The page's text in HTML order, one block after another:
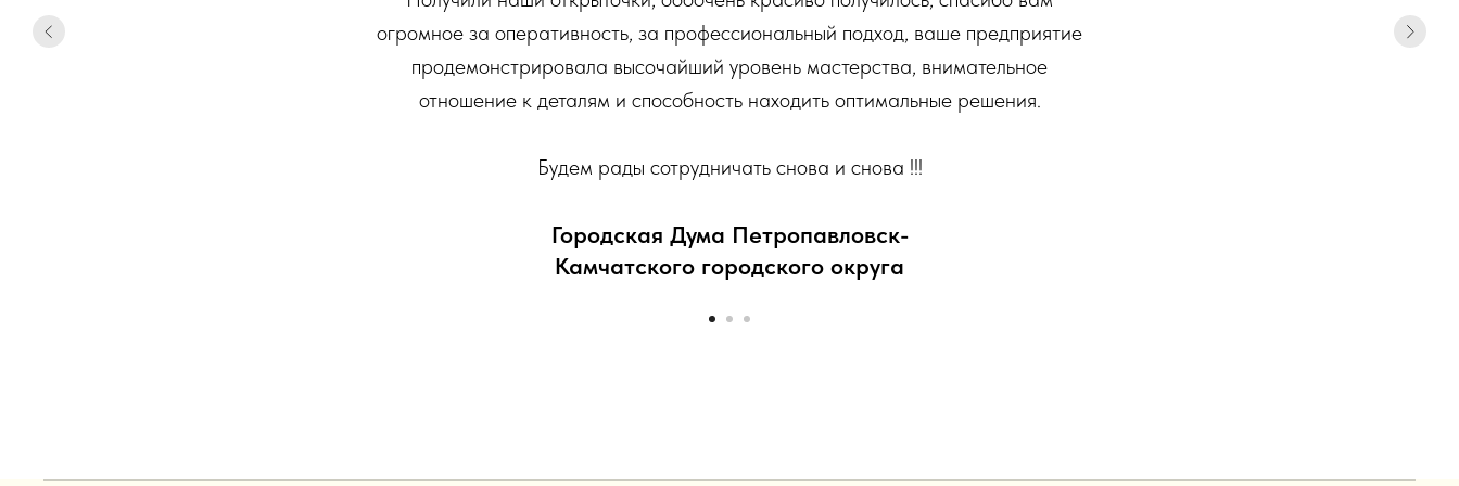
огромное за оперативность, за профессиональный подход, ваше предприятие
продемонстрировала высочайший уровень мастерства, внимательное
отношение к деталям и способность находить оптимальные решения.
Будем рады сотрудничать снова и снова !!!
Городская Дума Петропавловск-
Камчатского городского округа